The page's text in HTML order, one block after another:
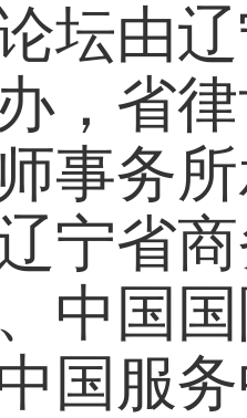
坛由
，省
事务
宁省
中国
国服